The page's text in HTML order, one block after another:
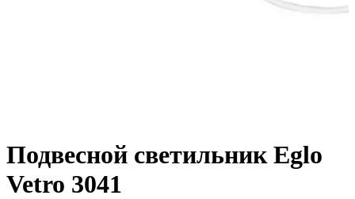
Подвесной светильник Eglo
Vetro 3041